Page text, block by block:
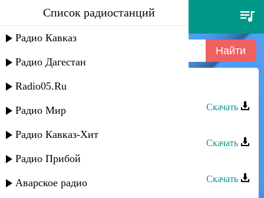
рухун - лезги руш
Список радиостанций
Радио Кавказ
Радио Дагестан
Radio05.Ru
Радио Мир
Радио Кавказ-Хит
Радио Прибой
Аварское радио
Рухун - Лезги Руш
Скачать
Скачать
Хайрулла - Лезги рушар
Скачать